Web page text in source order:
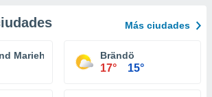
Más ciudades
Mariehamn Brändö
17° 15°